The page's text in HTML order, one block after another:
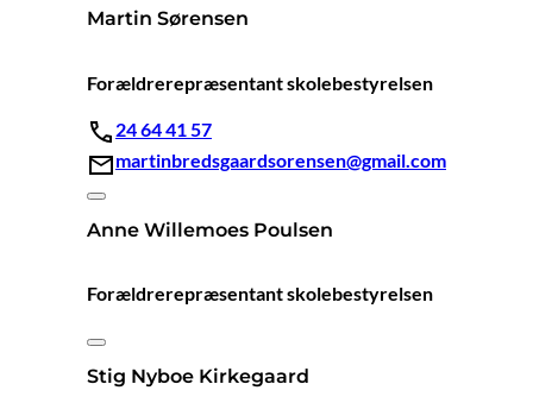
Martin Sørensen
Forældrerepræsentant skolebestyrelsen
24 64 41 57
martinbredsgaardsorensen@gmail.com
Anne Willemoes Poulsen
Forældrerepræsentant skolebestyrelsen
Stig Nyboe Kirkegaard